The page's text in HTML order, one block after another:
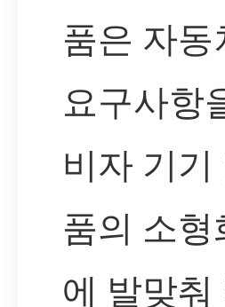
품은 자
요구사항
비자 기
품의 소
에 발맞